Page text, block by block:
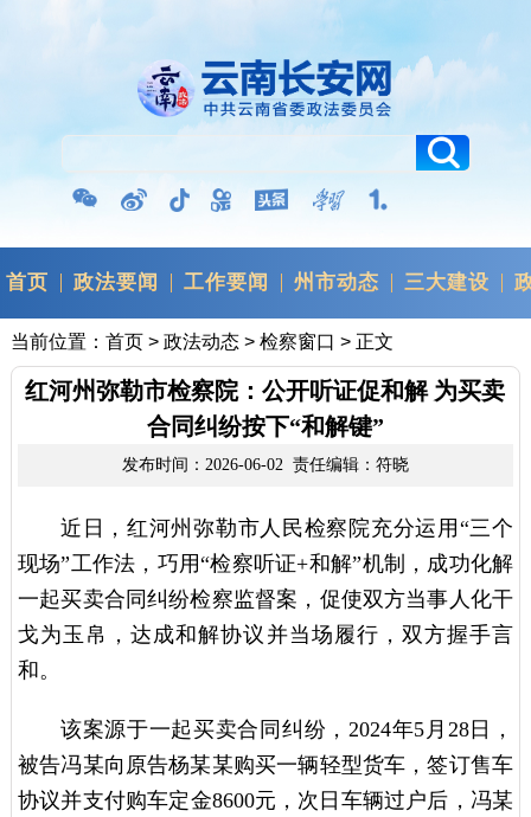
首页 政法要闻 工作要闻 州市动态 三大建设
当前位置： 首页> 政法动态> 检察窗口 > 正文
红河州弥勒市检察院：公开听证促和解 为买卖
合同纠纷按下“和解键”
发布时间：2026-06-02 责任编辑：符晓
近日，红河州弥勒市人民检察院充分运用“三个
现场”工作法，巧用“检察听证+和解”机制，成功化解
一起买卖合同纠纷检察监督案，促使双方当事人化干
戈为玉帛，达成和解协议并当场履行，双方握手言
和。
该案源于一起买卖合同纠纷，2024年5月28日，
被告冯某向原告杨某某购买一辆轻型货车，签订售车
协议并支付购车定金8600元，次日车辆过户后，冯某